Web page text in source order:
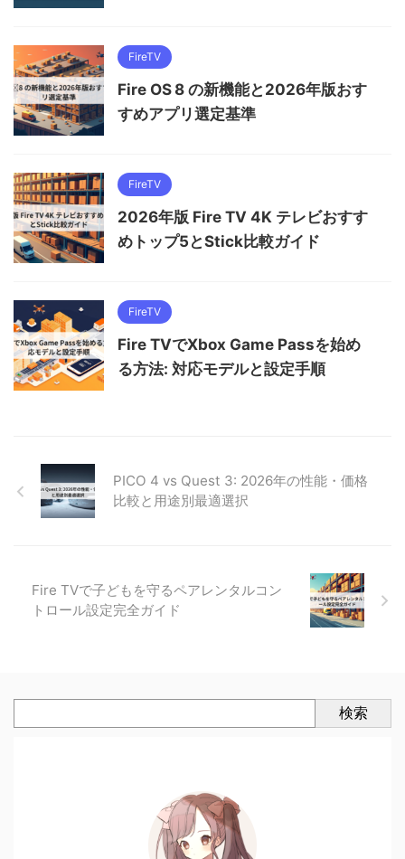
FireTV
Fire OS 8 の新機能と2026年版おす
すめアプリ選定基準
FireTV
2026年版 Fire TV 4K テレビおすす
めトップ5とStick比較ガイド
FireTV
Fire TVでXbox Game Passを始め
る方法: 対応モデルと設定手順
PICO 4 vs Quest 3: 2026年の性能・価格
比較と用途別最適選択
Fire TVで子どもを守るペアレンタルコン
トロール設定完全ガイド
検索